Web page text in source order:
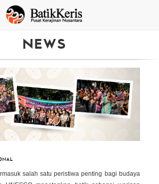
NEWS
salah satu peristiwa penting bagi budaya